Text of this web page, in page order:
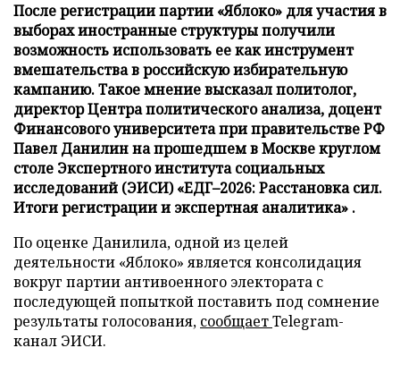
После регистрации партии «Яблоко» для участия в
выборах иностранные структуры получили
возможность использовать ее как инструмент
вмешательства в российскую избирательную
кампанию. Такое мнение высказал политолог,
директор Центра политического анализа, доцент
Финансового университета при правительстве РФ
Павел Данилин на прошедшем в Москве круглом
столе Экспертного института социальных
исследований (ЭИСИ) «ЕДГ–2026: Расстановка сил.
Итоги регистрации и экспертная аналитика» .
По оценке Данилила, одной из целей
деятельности «Яблоко» является консолидация
вокруг партии антивоенного электората с
последующей попыткой поставить под сомнение
результаты голосования, сообщаетTelegram-
канал ЭИСИ.